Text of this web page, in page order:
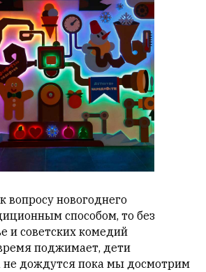
вопросу новогоднего
способом, то без
и советских комедий
поджимает, дети
не дождутся пока мы досмотрим